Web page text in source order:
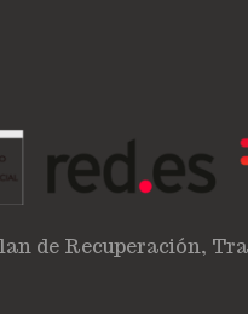
de Recuperación,